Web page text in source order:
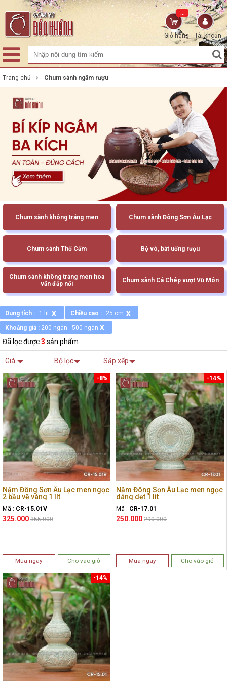
Tài khoản
Giỏ hàng
...
Trang chủ Chum sành ngâm rượu
Chum sành không tráng men Chum sành Đông Sơn Âu Lạc
Chum sành Thổ Cẩm Bộ vò, bát uống rượu
Chum sành không tráng men hoa
văn đắp nổi
Chum sành Cá Chép vượt Vũ Môn
Dung tích : 1 lit x Chiều cao : 25 cm x
Khoảng giá : 200 ngàn - 500 ngàn x
Đã lọc được3 sản phẩm
Giá Bộ lọc Sắp xếp
Nậm Đông Sơn Âu Lạc men ngọc
2 bầu vẽ vàng 1 lít
Mã : CR-15.01V
325.000
-8%
355.000
Mua ngay Cho vào giỏ
Nậm Đông Sơn Âu Lạc men ngọc
dáng dẹt 1 lít
Mã : CR-17.01
250.000
-14%
290.000
Mua ngay Cho vào giỏ
-14%